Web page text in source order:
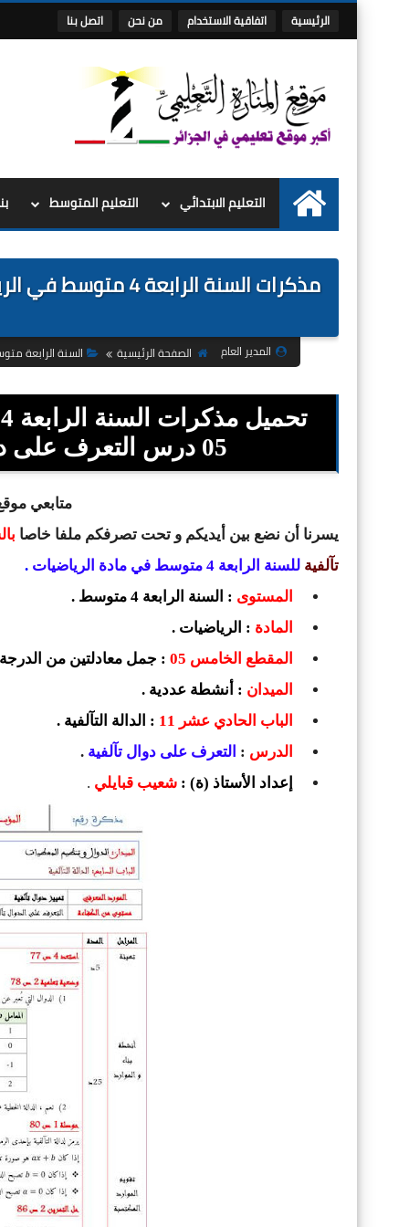
الرئيسية اتفاقية الاستخدام من نحن اتصل بنا
الرئيسية
التعليم الابتدائي التعليم المتوسط
المدير العام الصفحة الرئيسية السنة الرابعة
05 درس التعرف على دوال تالفية للاستاذ شعيب قبايلي
متابعي
يسرنا أن نضع بين أيديكم و تحت تصرفكم ملفا خاصا
تآلفية للسنة الرابعة 4 متوسط في مادة الرياضيات
.
المستوى : السنة الرابعة 4 متوسط .
المادة : الرياضيات .
المقطع الخامس 05
: جمل معادلتين من
الميدان : أنشطة عددية .
الباب الحادي عشر 11
: الدالة التآلفية .
الدرس : التعرف على دوال تآلفية .
إعداد الأستاذ (ة) : شعيب قبايلي .